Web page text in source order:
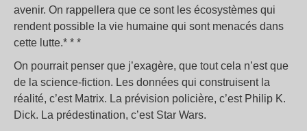
avenir. On rappellera que ce sont les écosystèmes qui
rendent possible la vie humaine qui sont menacés dans
cette lutte.* * *
On pourrait penser que j’exagère, que tout cela n’est que
de la science-fiction. Les données qui construisent la
réalité, c’est Matrix. La prévision policière, c’est Philip K.
Dick. La prédestination, c’est Star Wars.